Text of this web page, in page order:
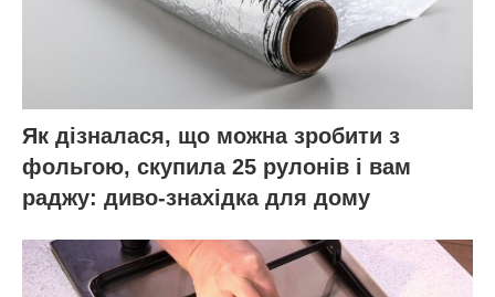
Як дізналася, що можна зробити з
фольгою, скупила 25 рулонів і вам
раджу: диво-знахідка для дому